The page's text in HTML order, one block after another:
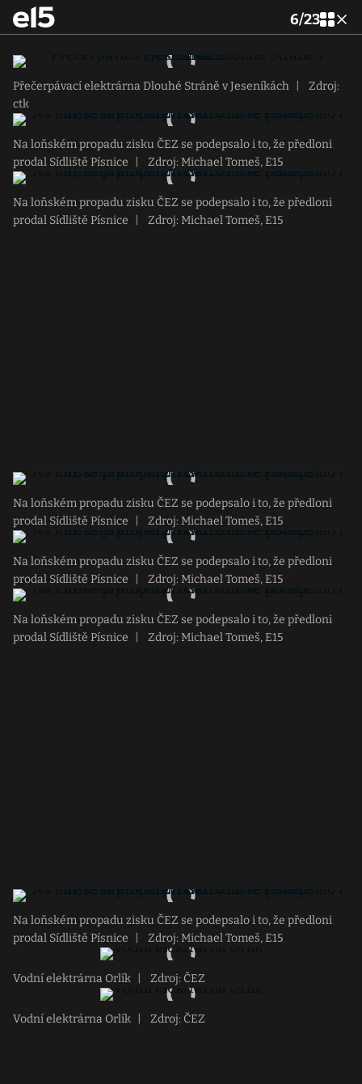
6/23
Přečerpávací elektrárna Dlouhé Stráně v Jeseníkách
Zdroj:
ctk
Na loňském propadu zisku ČEZ se podepsalo i to, že předloni
prodal Sídliště Písnice
Zdroj: Michael Tomeš, E15
Na loňském propadu zisku ČEZ se podepsalo i to, že předloni
prodal Sídliště Písnice
Zdroj: Michael Tomeš, E15
Na loňském propadu zisku ČEZ se podepsalo i to, že předloni
prodal Sídliště Písnice
Zdroj: Michael Tomeš, E15
Na loňském propadu zisku ČEZ se podepsalo i to, že předloni
prodal Sídliště Písnice
Zdroj: Michael Tomeš, E15
Na loňském propadu zisku ČEZ se podepsalo i to, že předloni
prodal Sídliště Písnice
Zdroj: Michael Tomeš, E15
Na loňském propadu zisku ČEZ se podepsalo i to, že předloni
prodal Sídliště Písnice
Zdroj: Michael Tomeš, E15
Vodní elektrárna Orlík Zdroj: ČEZ
Vodní elektrárna Orlík Zdroj: ČEZ